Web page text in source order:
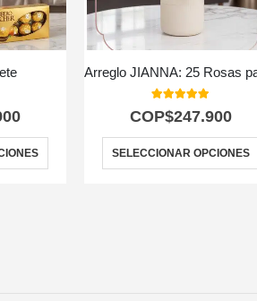
5.00
COP$247.900
SELECCIONAR OPCIONES